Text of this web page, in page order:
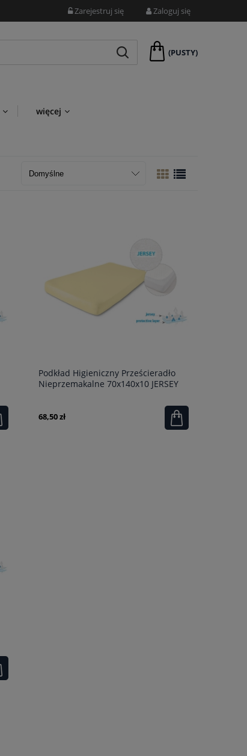
Zarejestruj się Zaloguj się
(PUSTY)
więcej
Podkład Higieniczny Prześcieradło
Nieprzemakalne 70x140x10 JERSEY
68,50 zł